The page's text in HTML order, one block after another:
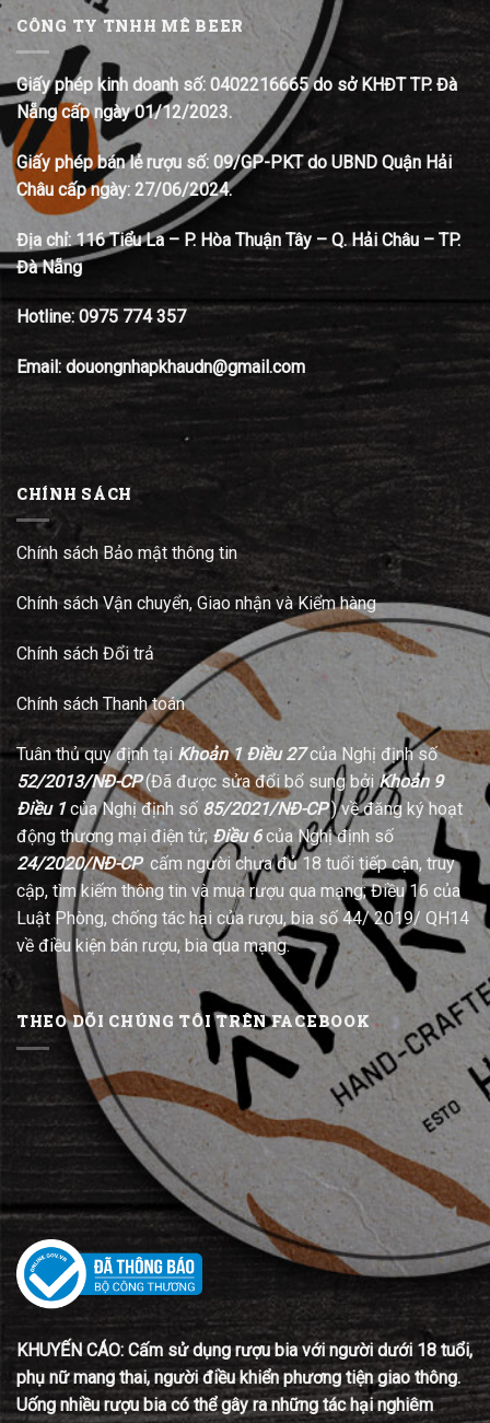
CÔNG TY TNHH MÊ BEER
Giấy phép kinh doanh số: 0402216665 do sở KHĐT TP. Đà
Nẵng cấp ngày 01/12/2023.
Giấy phép bán lẻ rượu số: 09/GP-PKT do UBND Quận Hải
Châu cấp ngày: 27/06/2024.
Địa chỉ: 116 Tiểu La – P. Hòa Thuận Tây – Q. Hải Châu – TP.
Đà Nẵng
Hotline: 0975 774 357
Email: douongnhapkhaudn@gmail.com
CHÍNH SÁCH
Chính sách Bảo mật thông tin
Chính sách Vận chuyển, Giao nhận và Kiểm hàng
Chính sách Đổi trả
Chính sách Thanh toán
Tuân thủ quy định tại Khoản 1 Điều 27của Nghị định số
52/2013/NĐ-CP(Đã được sửa đổi bổ sung bởi Khoản 9
Điều 1của Nghị định số 85/2021/NĐ-CP) về đăng ký hoạt
động thương mại điện tử; Điều 6của Nghị định số
24/2020/NĐ-CPcấm người chưa đủ 18 tuổi tiếp cận, truy
cập, tìm kiếm thông tin và mua rượu qua mạng; Điều 16 của
Luật Phòng, chống tác hại của rượu, bia số 44/ 2019/ QH14
về điều kiện bán rượu, bia qua mạng.
THEO DÕI CHÚNG TÔI TRÊN FACEBOOK
KHUYẾN CÁO: Cấm sử dụng rượu bia với người dưới 18 tuổi,
phụ nữ mang thai, người điều khiển phương tiện giao thông.
Uống nhiều rượu bia có thể gây ra những tác hại nghiêm